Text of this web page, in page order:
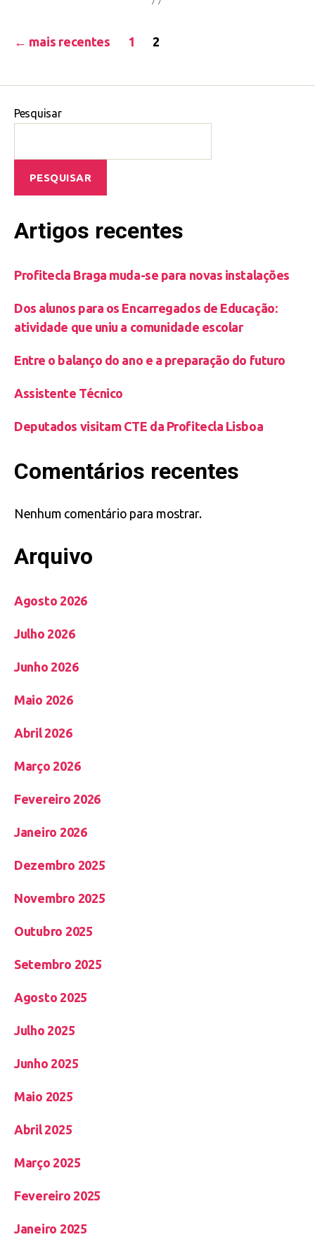
← mais recentes 1 2
Pesquisar
PESQUISAR
Artigos recentes
Profitecla Braga muda-se para novas instalações
Dos alunos para os Encarregados de Educação:
atividade que uniu a comunidade escolar
Entre o balanço do ano e a preparação do futuro
Assistente Técnico
Deputados visitam CTE da Profitecla Lisboa
Comentários recentes
Nenhum comentário para mostrar.
Arquivo
Agosto 2026
Julho 2026
Junho 2026
Maio 2026
Abril 2026
Março 2026
Fevereiro 2026
Janeiro 2026
Dezembro 2025
Novembro 2025
Outubro 2025
Setembro 2025
Agosto 2025
Julho 2025
Junho 2025
Maio 2025
Abril 2025
Março 2025
Fevereiro 2025
Janeiro 2025